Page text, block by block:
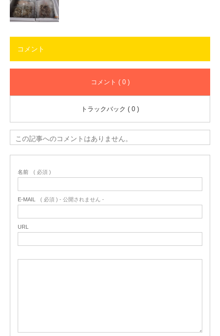
コメント
コメント ( 0 )
トラックバック ( 0 )
この記事へのコメントはありません。
名前 ( 必須 )
E-MAIL ( 必須 ) - 公開されません -
URL